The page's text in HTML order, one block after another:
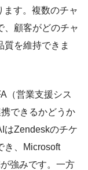
ます。複数のチャ
、顧客がどのチャ
質を維持できま
（営業支援シス
できるかどうか
はZendeskのチケ
き、Microsoft
強みです。一方